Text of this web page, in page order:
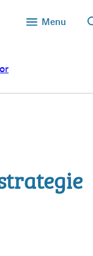
Menu